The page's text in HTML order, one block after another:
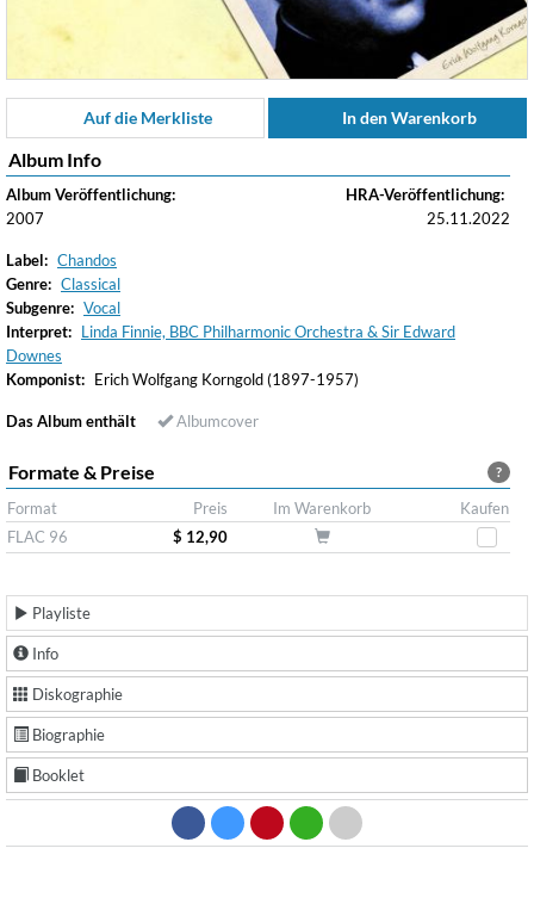
Auf die Merkliste In den Warenkorb
Album Info
Album Veröffentlichung:
2007
HRA-Veröffentlichung:
25.11.2022
Label: Chandos
Genre: Classical
Subgenre: Vocal
Interpret: Linda Finnie, BBC Philharmonic Orchestra & Sir Edward
Downes
Komponist: Erich Wolfgang Korngold (1897-1957)
Das Album enthält Albumcover
?
Formate & Preise
Format Preis Im Warenkorb
Kaufen
FLAC 96
$ 12,90
Playliste
Info
Diskographie
Biographie
Booklet